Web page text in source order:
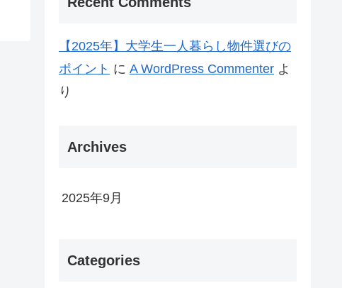
【2025年】大学生一人暮らし物件選びの
ポイント に A WordPress Commenter よ
り
Archives
2025年9月
Categories